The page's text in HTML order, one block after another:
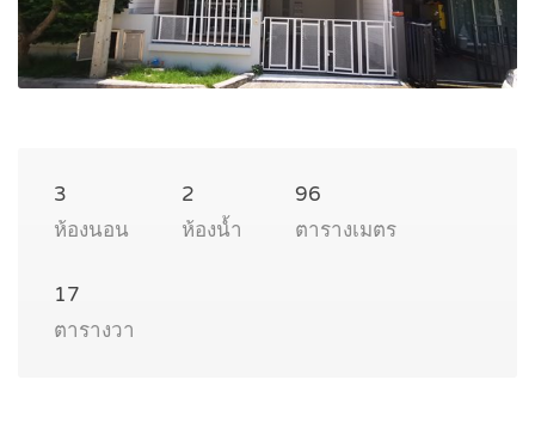
3
ห้องนอน
2
ห้องน้ำ
96
ตารางเมตร
17
ตารางวา